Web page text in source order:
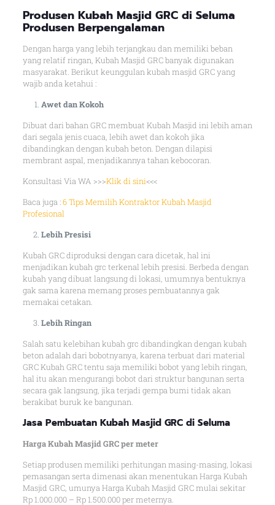
Produsen Kubah Masjid GRC di Seluma
Produsen Berpengalaman
Dengan harga yang lebih terjangkau dan memiliki beban
yang relatif ringan, Kubah Masjid GRC banyak digunakan
masyarakat. Berikut keunggulan kubah masjid GRC yang
wajib anda ketahui :
Awet dan Kokoh
Dibuat dari bahan GRC membuat Kubah Masjid ini lebih aman
dari segala jenis cuaca, lebih awet dan kokoh jika
dibandingkan dengan kubah beton. Dengan dilapisi
membrant aspal, menjadikannya tahan kebocoran.
Konsultasi Via WA >>>Klik di sini<<<
Baca juga :6 Tips Memilih Kontraktor Kubah Masjid
Profesional
Lebih Presisi
Kubah GRC diproduksi dengan cara dicetak, hal ini
menjadikan kubah grc terkenal lebih presisi. Berbeda dengan
kubah yang dibuat langsung di lokasi, umumnya bentuknya
gak sama karena memang proses pembuatannya gak
memakai cetakan.
Lebih Ringan
Salah satu kelebihan kubah grc dibandingkan dengan kubah
beton adalah dari bobotnyanya, karena terbuat dari material
GRC Kubah GRC tentu saja memiliki bobot yang lebih ringan,
hal itu akan mengurangi bobot dari struktur bangunan serta
secara gak langsung, jika terjadi gempa bumi tidak akan
berakibat buruk ke bangunan.
Jasa Pembuatan Kubah Masjid GRC di Seluma
Harga Kubah Masjid GRC per meter
Setiap produsen memiliki perhitungan masing-masing, lokasi
pemasangan serta dimenasi akan menentukan Harga Kubah
Masjid GRC, umunya Harga Kubah Masjid GRC mulai sekitar
Rp 1.000.000 – Rp 1.500.000 per meternya.